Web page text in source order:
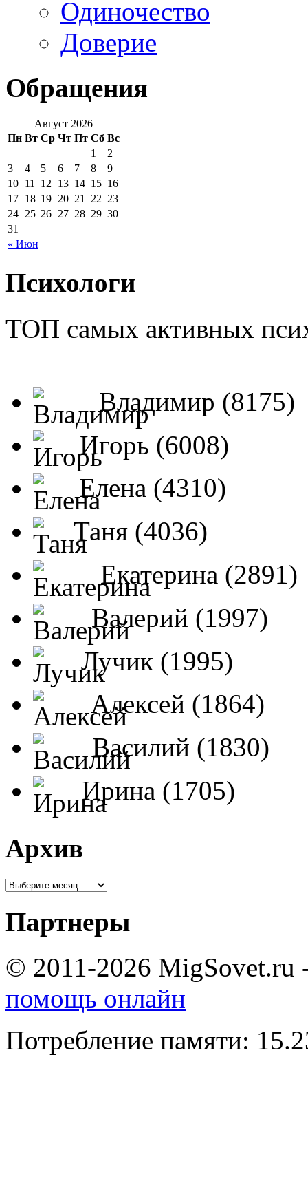
Одиночество
Доверие
Обращения
Август 2026
Пн Вт Ср Чт Пт Сб Вс
« Июн
1
2
3
4 5 6 7 8
9
10 11 12 13 14 15 16
17 18 19 20 21 22 23
24 25 26 27 28 29 30
31
Психологи
ТОП самых активных
Владимир (8175)
Игорь (6008)
Елена (4310)
Таня (4036)
Екатерина (2891)
Валерий (1997)
Лучик (1995)
Алексей (1864)
Василий (1830)
Ирина (1705)
Архив
Партнеры
© 2011-2026 MigSovet.ru
помощь онлайн
Потребление памяти: